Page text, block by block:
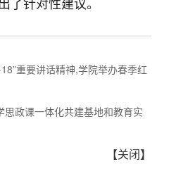
了针对性建议。
重要讲话精神,学院举办春季红
思政课一体化共建基地和教育实
【关闭】